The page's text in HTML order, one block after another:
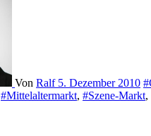
Von Ralf 5. Dezember 2010
#Mittelaltermarkt, #Szene-Markt,